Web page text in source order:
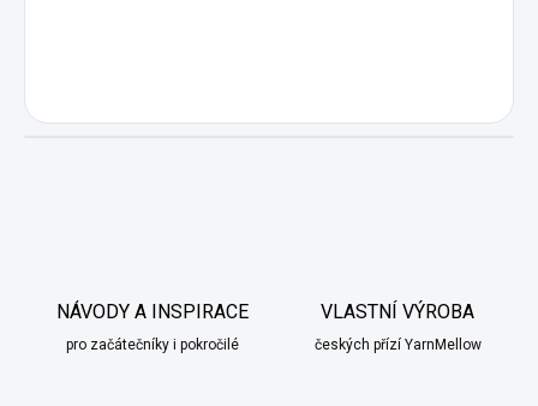
NÁVODY A INSPIRACE
pro začátečníky i pokročilé
VLASTNÍ VÝROBA
českých přízí YarnMellow